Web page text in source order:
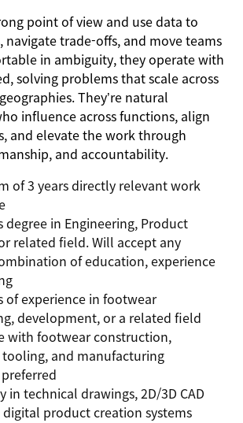
point of view and use data to
navigate trade-offs, and move teams
in ambiguity, they operate with
solving problems that scale across
They’re natural
influence across functions, align
and elevate the work through
and accountability.
of 3 years directly relevant work
degree in Engineering, Product
related field. Will accept any
of education, experience
of experience in footwear
development, or a related field
with footwear construction,
and manufacturing
in technical drawings, 2D/3D CAD
product creation systems